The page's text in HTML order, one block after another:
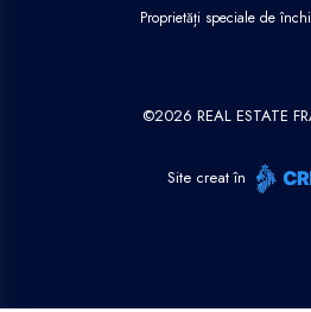
Proprietăți speciale de
©2026 REAL ESTATE
Site creat în